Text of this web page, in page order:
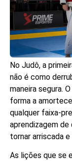
No Judô, a
não é como
maneira segura.
forma a
qualquer faixa-
aprendizagem
tornar arriscada
As lições que se